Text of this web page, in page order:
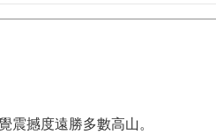
撼度遠勝多數高山。